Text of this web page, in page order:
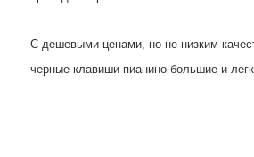
С дешевыми ценами, но не низким
черные клавиши пианино большие и